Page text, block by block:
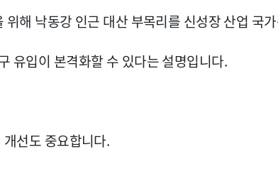
위해 낙동강 인근 대산 부목리를 신성장 산업 국
유입이 본격화할 수 있다는 설명입니다.
선도 중요합니다.